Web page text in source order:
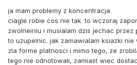
ja mam problemy z koncentracja.
ciagle robie cos nie tak. to wczoraj
zwolneiniu i musialam dzis jechac przez
to uzupelnic. jak zamawialam ksiazki nie
zla forme platnosci i mimo tego, ze
tego nie odnotowali, zamiast wiec